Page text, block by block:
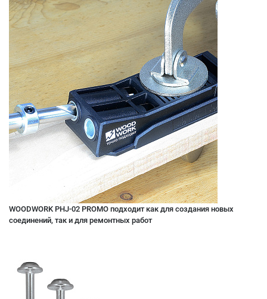
WOODWORK PHJ-02 PROMO подходит как для создания новых
соединений, так и для ремонтных работ